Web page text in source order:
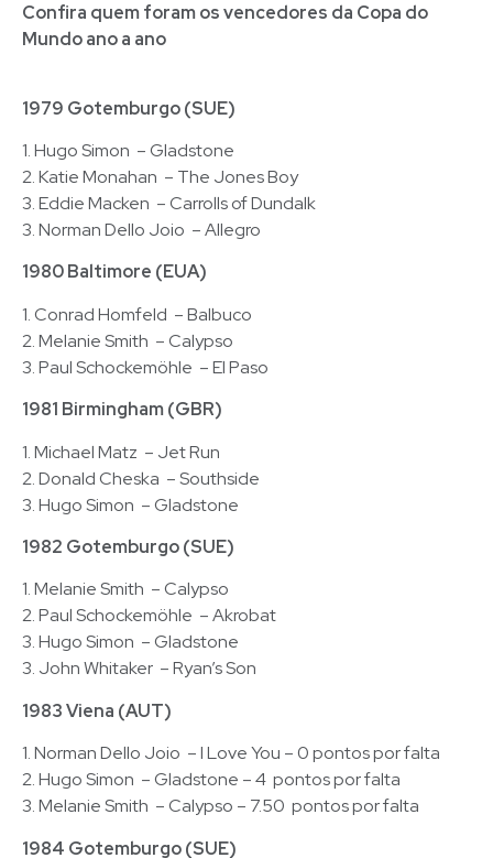
Confira quem foram os vencedores da Copa do
Mundo ano a ano
1979 Gotemburgo (SUE)
1. Hugo Simon – Gladstone
2. Katie Monahan – The Jones Boy
3. Eddie Macken – Carrolls of Dundalk
3. Norman Dello Joio – Allegro
1980 Baltimore (EUA)
1. Conrad Homfeld – Balbuco
2. Melanie Smith – Calypso
3. Paul Schockemöhle – El Paso
1981 Birmingham (GBR)
1. Michael Matz – Jet Run
2. Donald Cheska – Southside
3. Hugo Simon – Gladstone
1982 Gotemburgo (SUE)
1. Melanie Smith – Calypso
2. Paul Schockemöhle – Akrobat
3. Hugo Simon – Gladstone
3. John Whitaker – Ryan’s Son
1983 Viena (AUT)
1. Norman Dello Joio – I Love You – 0 pontos por falta
2. Hugo Simon – Gladstone – 4 pontos por falta
3. Melanie Smith – Calypso – 7.50 pontos por falta
1984 Gotemburgo (SUE)